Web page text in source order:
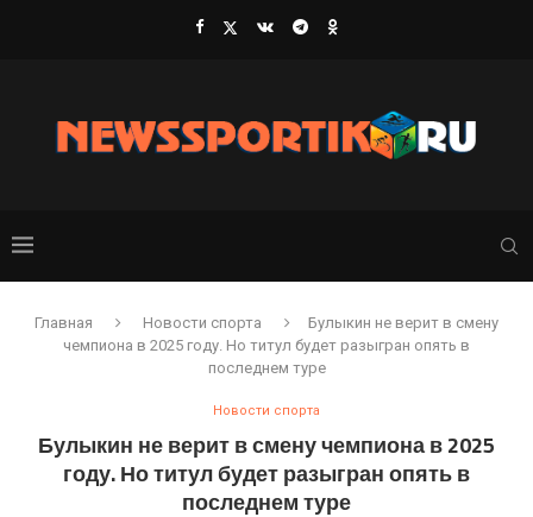
Главная Новости спорта
Булыкин не верит в смену
чемпиона в 2025 году. Но титул будет разыгран опять в
последнем туре
Новости спорта
Булыкин не верит в смену чемпиона в 2025
году. Но титул будет разыгран опять в
последнем туре